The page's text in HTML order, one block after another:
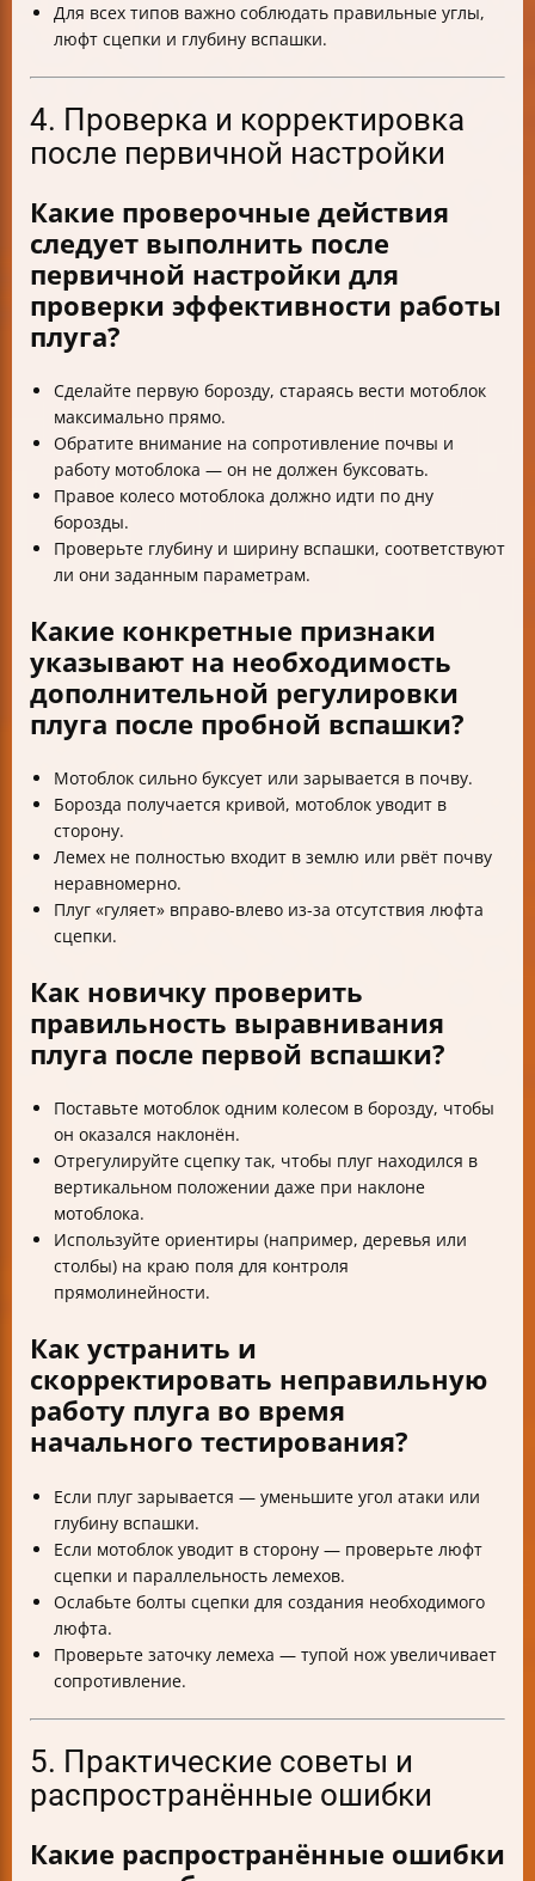
Для всех типов важно соблюдать правильные углы,
люфт сцепки и глубину вспашки.
4. Проверка и корректировка
после первичной настройки
Какие проверочные действия
следует выполнить после
первичной настройки для
проверки эффективности работы
плуга?
Сделайте первую борозду, стараясь вести мотоблок
максимально прямо.
Обратите внимание на сопротивление почвы и
работу мотоблока — он не должен буксовать.
Правое колесо мотоблока должно идти по дну
борозды.
Проверьте глубину и ширину вспашки, соответствуют
ли они заданным параметрам.
Какие конкретные признаки
указывают на необходимость
дополнительной регулировки
плуга после пробной вспашки?
Мотоблок сильно буксует или зарывается в почву.
Борозда получается кривой, мотоблок уводит в
сторону.
Лемех не полностью входит в землю или рвёт почву
неравномерно.
Плуг «гуляет» вправо-влево из-за отсутствия люфта
сцепки.
Как новичку проверить
правильность выравнивания
плуга после первой вспашки?
Поставьте мотоблок одним колесом в борозду, чтобы
он оказался наклонён.
Отрегулируйте сцепку так, чтобы плуг находился в
вертикальном положении даже при наклоне
мотоблока.
Используйте ориентиры (например, деревья или
столбы) на краю поля для контроля
прямолинейности.
Как устранить и
скорректировать неправильную
работу плуга во время
начального тестирования?
Если плуг зарывается — уменьшите угол атаки или
глубину вспашки.
Если мотоблок уводит в сторону — проверьте люфт
сцепки и параллельность лемехов.
Ослабьте болты сцепки для создания необходимого
люфта.
Проверьте заточку лемеха — тупой нож увеличивает
сопротивление.
5. Практические советы и
распространённые ошибки
Какие распространённые ошибки